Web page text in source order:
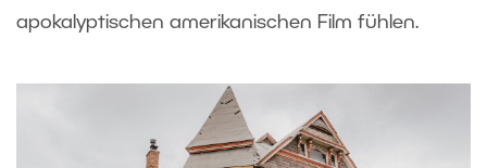
apokalyptischen amerikanischen Film fühlen.